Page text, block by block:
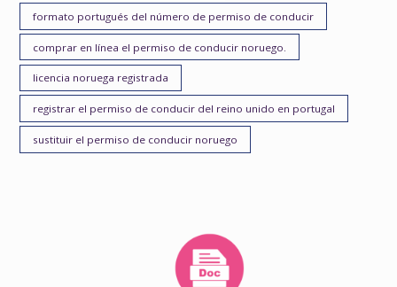
formato portugués del número de permiso de conducir
comprar en línea el permiso de conducir noruego.
licencia noruega registrada
registrar el permiso de conducir del reino unido en portugal
sustituir el permiso de conducir noruego